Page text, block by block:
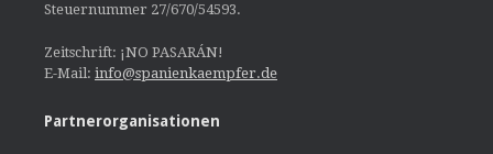
Steuernummer 27/670/54593.
Zeitschrift: ¡NO PASARÁN!
E-Mail: info@spanienkaempfer.de
Partnerorganisationen